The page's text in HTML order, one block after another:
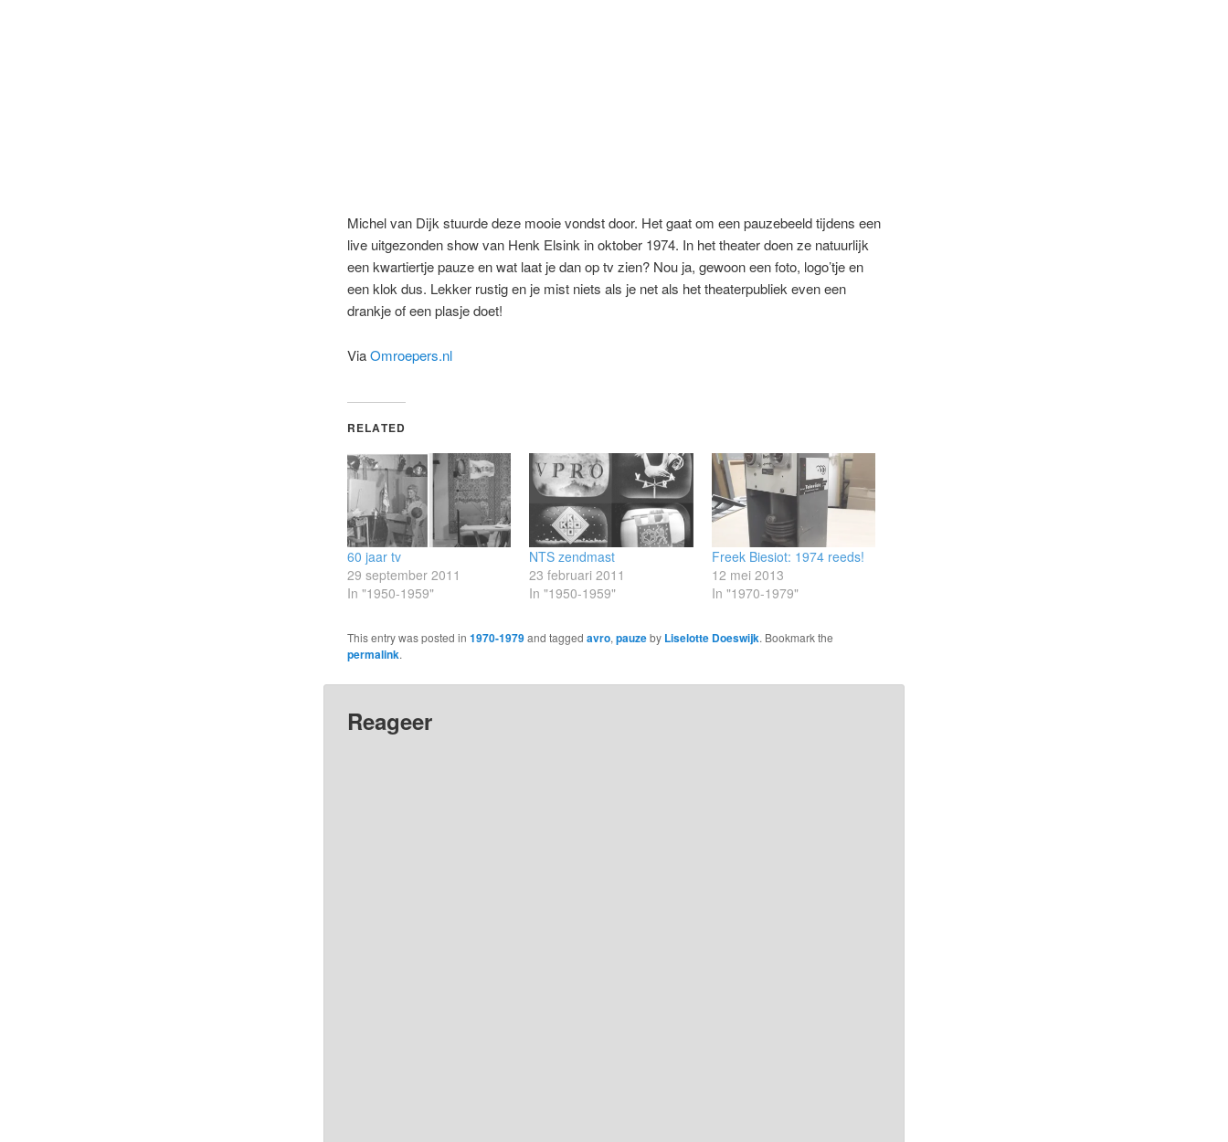
Michel van Dijk stuurde deze mooie vondst door. Het gaat om een pauzebeeld tijdens een
live uitgezonden show van Henk Elsink in oktober 1974. In het theater doen ze natuurlijk
een kwartiertje pauze en wat laat je dan op tv zien? Nou ja, gewoon een foto, logo’tje en
een klok dus. Lekker rustig en je mist niets als je net als het theaterpubliek even een
drankje of een plasje doet!
ViaOmroepers.nl
RELATED
60 jaar tv
29 september 2011
In "1950-1959"
NTS zendmast
23 februari 2011
In "1950-1959"
Freek Biesiot: 1974 reeds!
12 mei 2013
In "1970-1979"
This entry was posted in 1970-1979and tagged avro, pauzeby Liselotte Doeswijk. Bookmark the
permalink.
Reageer